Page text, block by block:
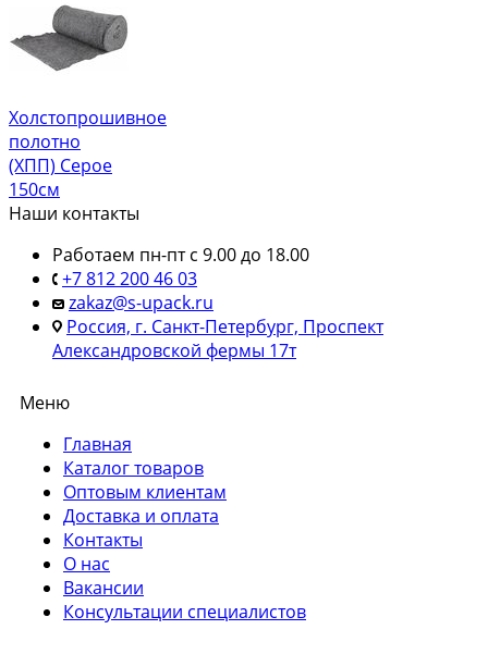
Холстопрошивное
полотно
(ХПП) Серое
150см
Наши контакты
Работаем пн-пт с 9.00 до 18.00
+7 812 200 46 03
zakaz@s-upack.ru
Россия, г. Санкт-Петербург, Проспект
Александровской фермы 17т
Меню
Главная
Каталог товаров
Оптовым клиентам
Доставка и оплата
Контакты
О нас
Вакансии
Консультации специалистов